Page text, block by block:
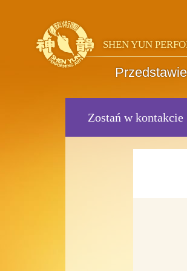
SHEN YUN
Zostań w kontakcie